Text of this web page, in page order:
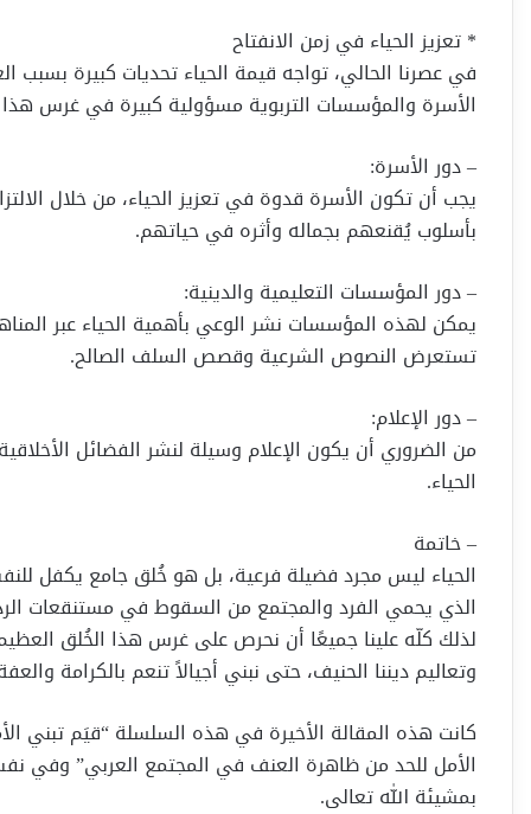
* تعزيز الحياء في زمن الانفتاح
في عصرنا الحالي، تواجه قيمة الحياء تحديات كبيرة بسبب
الأسرة والمؤسسات التربوية مسؤولية كبيرة في غرس هذا
– دور الأسرة:
يجب أن تكون الأسرة قدوة في تعزيز الحياء، من خلال
بأسلوب يُقنعهم بجماله وأثره في حياتهم.
– دور المؤسسات التعليمية والدينية:
يمكن لهذه المؤسسات نشر الوعي بأهمية الحياء عبر
تستعرض النصوص الشرعية وقصص السلف الصالح.
– دور الإعلام:
من الضروري أن يكون الإعلام وسيلة لنشر الفضائل
الحياء.
– خاتمة
الحياء ليس مجرد فضيلة فرعية، بل هو خُلق جامع يكفل
الذي يحمي الفرد والمجتمع من السقوط في مستنقعات
لذلك كلّه علينا جميعًا أن نحرص على غرس هذا الخُلق
وتعاليم ديننا الحنيف، حتى نبني أجيالاً تنعم بالكرامة
كانت هذه المقالة الأخيرة في هذه السلسلة “قيَم تبني
الأمل للحد من ظاهرة العنف في المجتمع العربي” وفي
بمشيئة الله تعالى.